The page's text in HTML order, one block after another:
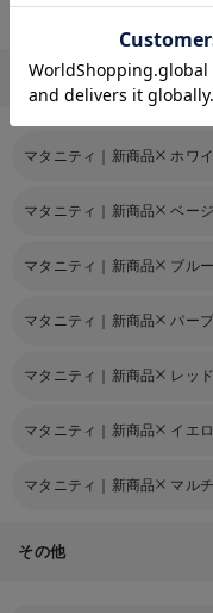
マタニティ｜新商品他の
マタニティ｜新商品 ホワ
マタニティ｜新商品 ベー
マタニティ｜新商品 ブル
マタニティ｜新商品 パー
マタニティ｜新商品 レッ
マタニティ｜新商品 イエ
マタニティ｜新商品 マル
その他
お気